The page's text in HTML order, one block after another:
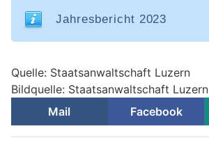
Jahresbericht 2023
Quelle: Staatsanwaltschaft Luzern
Bildquelle: Staatsanwaltschaft Luzern
Mail
Facebook